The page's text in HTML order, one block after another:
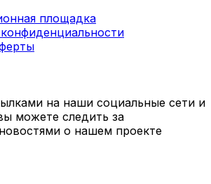
площадка
на наши социальные сети и
можете следить за
о нашем проекте